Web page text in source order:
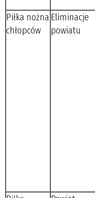
Piłka nożna
chłopców
Eliminacje
powiatu